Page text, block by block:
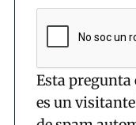
Esta pregunta
es un